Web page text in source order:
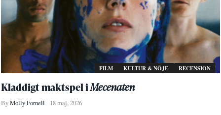
FILM KULTUR & NÖJE RECENSION
Kladdigt maktspel iMecenaten
ByMolly Fornell 18 maj, 2026